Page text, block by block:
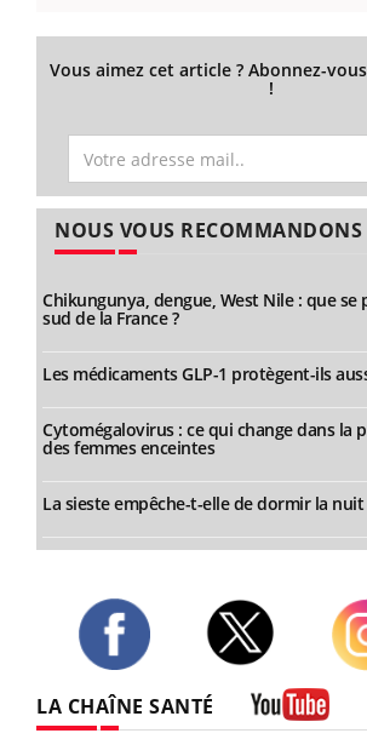
Vous aimez cet article ? Abonnez-
!
NOUS VOUS RECOMMANDONS
Chikungunya, dengue, West Nile : que se
sud de la France ?
Les médicaments GLP-1 protègent-ils
Cytomégalovirus : ce qui change dans la
des femmes enceintes
La sieste empêche-t-elle de dormir la nuit